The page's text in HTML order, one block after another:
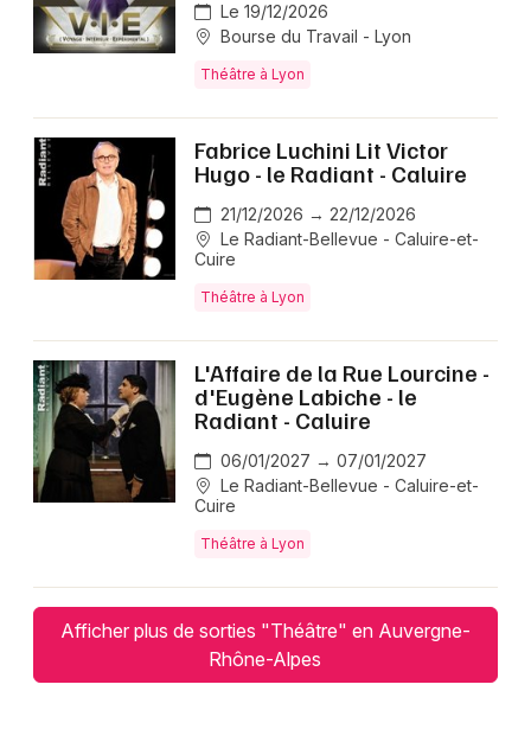
Le 19/12/2026
Bourse du Travail - Lyon
Théâtre à Lyon
Fabrice Luchini Lit Victor
Hugo - le Radiant - Caluire
21/12/2026 → 22/12/2026
Le Radiant-Bellevue - Caluire-et-
Cuire
Théâtre à Lyon
L'Affaire de la Rue Lourcine -
d'Eugène Labiche - le
Radiant - Caluire
06/01/2027 → 07/01/2027
Le Radiant-Bellevue - Caluire-et-
Cuire
Théâtre à Lyon
Afficher plus de sorties "Théâtre" en Auvergne-
Rhône-Alpes